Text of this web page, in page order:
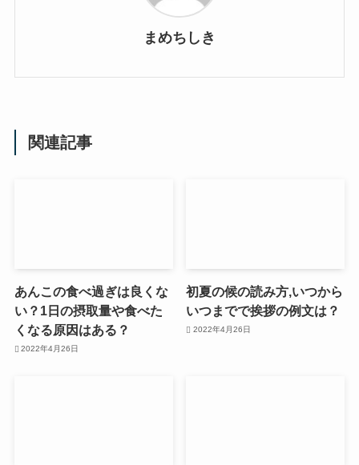
まめちしき
関連記事
あんこの食べ過ぎは良くな
い？1日の摂取量や食べた
くなる原因はある？
2022年4月26日
初夏の候の読み方,いつから
いつまでで挨拶の例文は？
2022年4月26日